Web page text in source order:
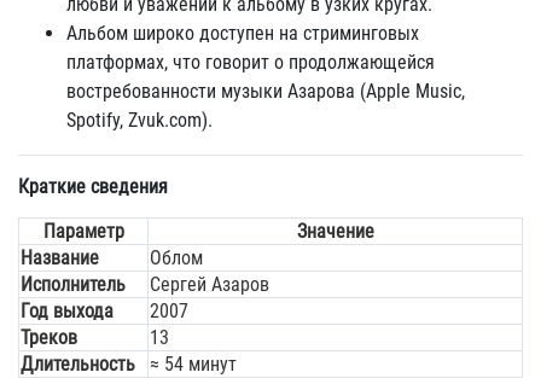
Альбом широко доступен на стриминговых
платформах, что говорит о продолжающейся
востребованности музыки Азарова (Apple Music,
Spotify, Zvuk.com).
Краткие сведения
Параметр
Значение
Название
Облом
Исполнитель
Сергей Азаров
Год выхода
2007
Треков
13
Длительность
≈ 54 минут